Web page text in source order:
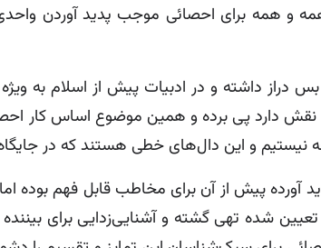
همه برای احصائی موجب پدید آوردن
داشته و در ادبیات پیش از اسلام به ویژه
نقش دارد پی برده و همین موضوع اساس کار
نیستیم و این دال‌های خطی هستند که در
پیش از آن برای مخاطب قابل فهم بوده
شده تهی گشته و آشنایی‌زدایی برای